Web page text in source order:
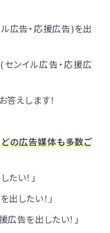
広告・応援広告)を出
センイル広告・応援広
答えします！
の広告媒体も多数ご
い！」
したい！」
広告を出したい！」